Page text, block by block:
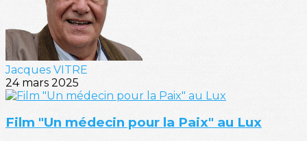
Jacques VITRE
24 mars 2025
Film "Un médecin pour la Paix" au Lux